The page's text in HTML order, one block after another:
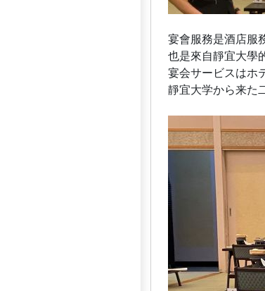
宴會服務是酒店服
也是來自靜宜大學
宴会サービスはホ
靜宜大学から来た